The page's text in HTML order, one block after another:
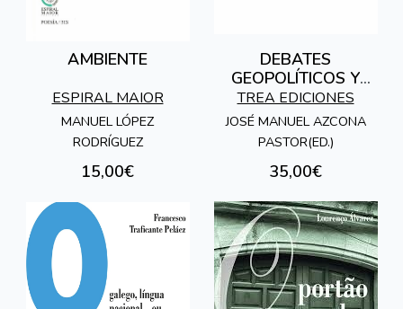
AMBIENTE
ESPIRAL MAIOR
MANUEL LÓPEZ
RODRÍGUEZ
15,00€
DEBATES
GEOPOLÍTICOS Y
CONFLICTOS
ACTUALES (1990-
2025)
TREA EDICIONES
JOSÉ MANUEL AZCONA
PASTOR(ED.)
35,00€